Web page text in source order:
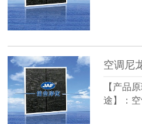
空调尼
【产品
途】：